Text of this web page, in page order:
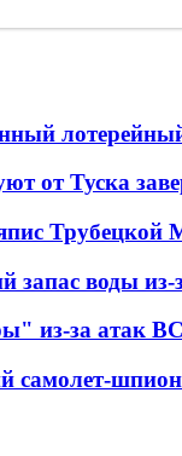
от Туска
Трубецкой
запас воды
из-за атак
самолет-